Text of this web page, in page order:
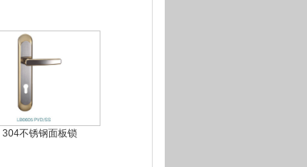
304不锈钢面板锁